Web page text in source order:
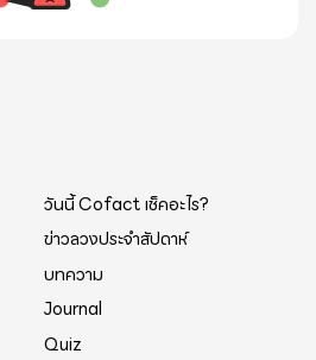
บายเท่ากับ 24°C ให้เปิดพัดลม
ไปเสี่ยง COVID-19 อีกด้วยนะ
19 #พลังงานเพื่อวิถี
for city life, Energize
497340003626475/
วันนี้ Cofact เช็คอะไร?
ข่าวลวงประจำสัปดาห์
บทความ
Journal
Quiz